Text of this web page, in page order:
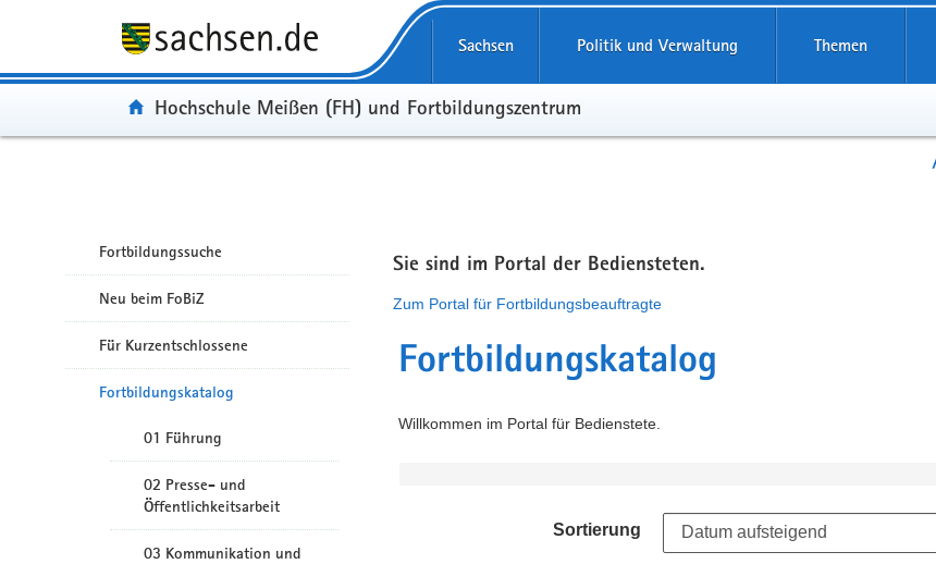
Sachsen Politik und Verwaltung Themen
Portal:
Hochschule Meißen (FH) und Fortbildungszentrum
Fortbildungssuche
Neu beim FoBiZ
Für Kurzentschlossene
Fortbildungskatalog
01 Führung
02 Presse- und
Öffentlichkeitsarbeit
03 Kommunikation und
Sie sind im Portal der Bediensteten.
Zum Portal für Fortbildungsbeauftragte
Fortbildungskatalog
Willkommen im Portal für Bedienstete.
Sortierung